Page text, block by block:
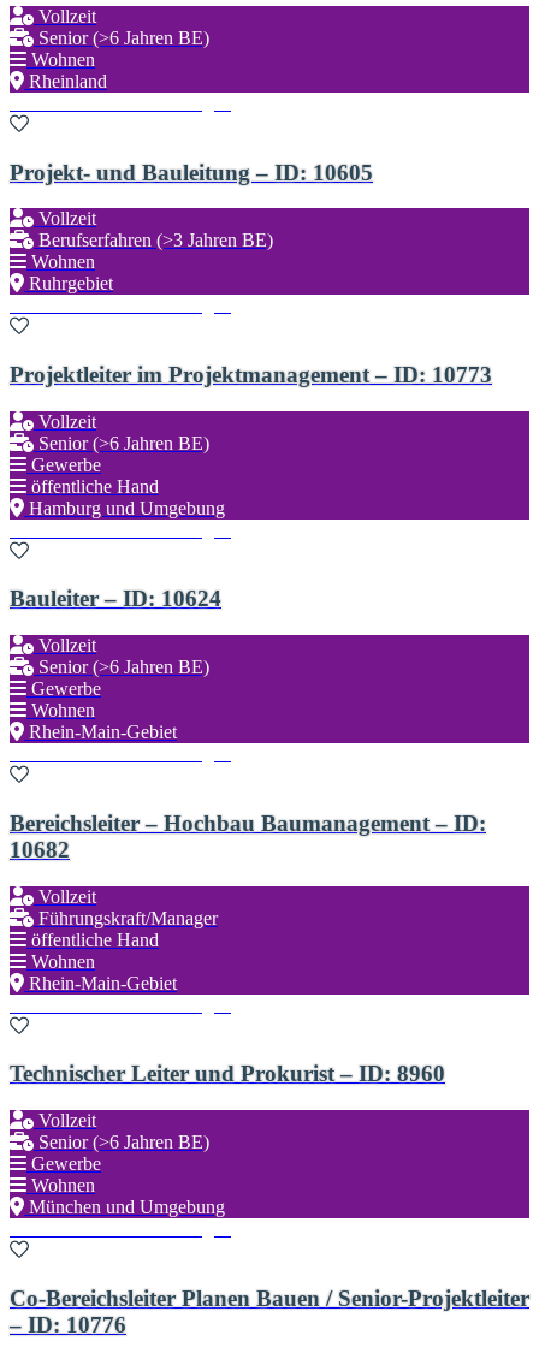
Vollzeit
Senior (>6 Jahren BE)
Wohnen
Rheinland
Projekt- und Bauleitung – ID: 10605
Vollzeit
Berufserfahren (>3 Jahren BE)
Wohnen
Ruhrgebiet
Projektleiter im Projektmanagement – ID: 10773
Vollzeit
Senior (>6 Jahren BE)
Gewerbe
öffentliche Hand
Hamburg und Umgebung
Bauleiter – ID: 10624
Vollzeit
Senior (>6 Jahren BE)
Gewerbe
Wohnen
Rhein-Main-Gebiet
Bereichsleiter – Hochbau Baumanagement – ID:
10682
Vollzeit
Führungskraft/Manager
öffentliche Hand
Wohnen
Rhein-Main-Gebiet
Technischer Leiter und Prokurist – ID: 8960
Vollzeit
Senior (>6 Jahren BE)
Gewerbe
Wohnen
München und Umgebung
Co-Bereichsleiter Planen Bauen / Senior-Projektleiter
– ID: 10776